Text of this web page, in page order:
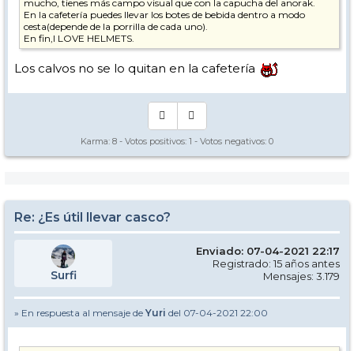
mucho, tienes más campo visual que con la capucha del anorak.
En la cafetería puedes llevar los botes de bebida dentro a modo
cesta(depende de la porrilla de cada uno).
En fin,I LOVE HELMETS.
Los calvos no se lo quitan en la cafetería
Karma: 8 - Votos positivos: 1 - Votos negativos: 0
Re: ¿Es útil llevar casco?
Surfi
Enviado: 07-04-2021 22:17
Registrado: 15 años antes
Mensajes: 3.179
» En respuesta al mensaje de Yuri del 07-04-2021 22:00